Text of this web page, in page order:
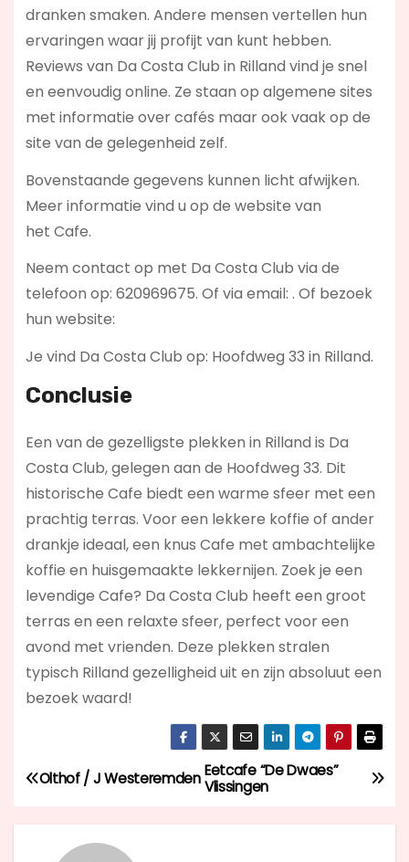
dranken smaken. Andere mensen vertellen hun
ervaringen waar jij profijt van kunt hebben.
Reviews van Da Costa Club in Rilland vind je snel
en eenvoudig online. Ze staan op algemene sites
met informatie over cafés maar ook vaak op de
site van de gelegenheid zelf.
Bovenstaande gegevens kunnen licht afwijken.
Meer informatie vind u op de website van
het Cafe.
Neem contact op met Da Costa Club via de
telefoon op: 620969675. Of via email: . Of bezoek
hun website:
Je vind Da Costa Club op: Hoofdweg 33 in Rilland.
Conclusie
Een van de gezelligste plekken in Rilland is Da
Costa Club, gelegen aan de Hoofdweg 33. Dit
historische Cafe biedt een warme sfeer met een
prachtig terras. Voor een lekkere koffie of ander
drankje ideaal, een knus Cafe met ambachtelijke
koffie en huisgemaakte lekkernijen. Zoek je een
levendige Cafe? Da Costa Club heeft een groot
terras en een relaxte sfeer, perfect voor een
avond met vrienden. Deze plekken stralen
typisch Rilland gezelligheid uit en zijn absoluut een
bezoek waard!
B
e
Eetcafe “De Dwaes”
Vlissingen
Olthof / J Westeremden